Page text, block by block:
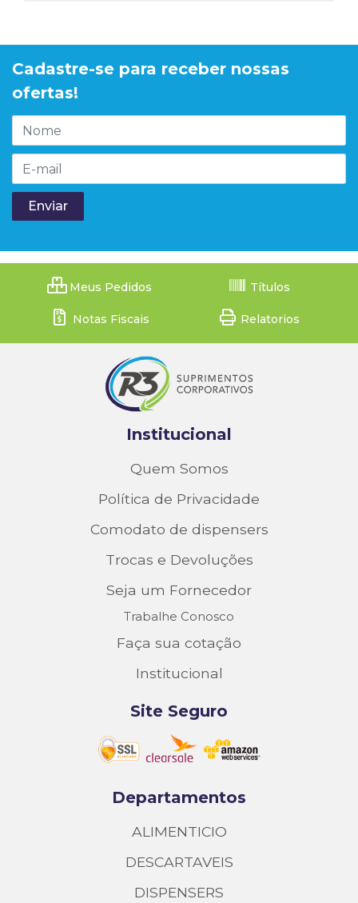
Cadastre-se para receber nossas
ofertas!
Meus Pedidos Títulos
Notas Fiscais Relatorios
Institucional
Quem Somos
Política de Privacidade
Comodato de dispensers
Trocas e Devoluções
Seja um Fornecedor
Trabalhe Conosco
Faça sua cotação
Institucional
Site Seguro
Departamentos
ALIMENTICIO
DESCARTAVEIS
DISPENSERS